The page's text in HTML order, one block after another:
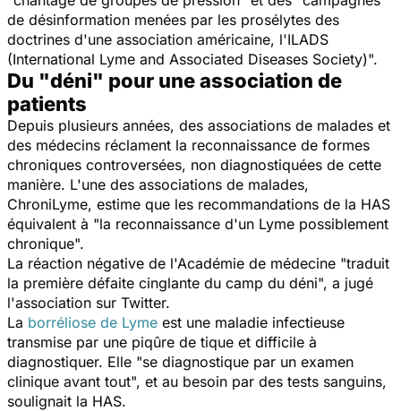
de désinformation menées par les prosélytes des
doctrines d'une association américaine, l'ILADS
(International Lyme and Associated Diseases Society)".
Du "déni" pour une association de
patients
Depuis plusieurs années, des associations de malades et
des médecins réclament la reconnaissance de formes
chroniques controversées, non diagnostiquées de cette
manière. L'une des associations de malades,
ChroniLyme, estime que les recommandations de la HAS
équivalent à "la reconnaissance d'un Lyme possiblement
chronique".
La réaction négative de l'Académie de médecine "traduit
la première défaite cinglante du camp du déni", a jugé
l'association sur Twitter.
La borréliose de Lyme est une maladie infectieuse
transmise par une piqûre de tique et difficile à
diagnostiquer. Elle "se diagnostique par un examen
clinique avant tout", et au besoin par des tests sanguins,
soulignait la HAS.